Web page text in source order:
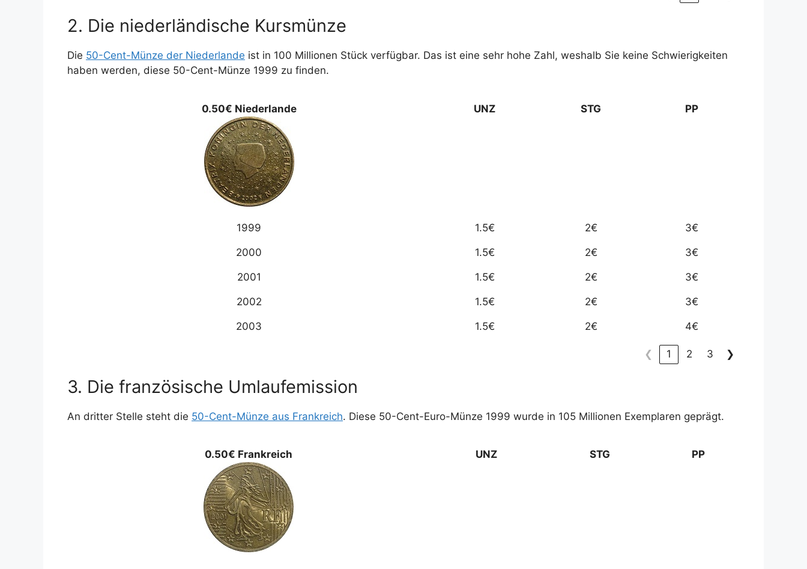
2. Die niederländische Kursmünze
Die 50-Cent-Münze der Niederlande ist in 100 Millionen Stück verfügbar. Das ist eine sehr hohe Zahl, weshalb Sie keine Schwierigkeiten
haben werden, diese 50-Cent-Münze 1999 zu finden.
0.50€ Niederlande UNZ STG PP
1999 1.5€ 2€ 3€
2000 1.5€ 2€ 3€
2001 1.5€ 2€ 3€
2002 1.5€ 2€ 3€
2003 1.5€ 2€ 4€
❮ 1 2 3 ❯
3. Die französische Umlaufemission
An dritter Stelle steht die 50-Cent-Münze aus Frankreich. Diese 50-Cent-Euro-Münze 1999 wurde in 105 Millionen Exemplaren geprägt.
0.50€ Frankreich UNZ STG PP